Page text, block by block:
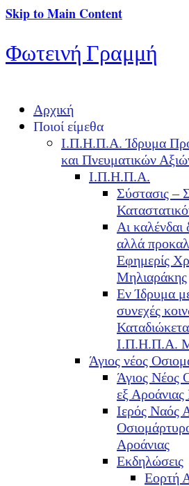
Skip to Main Content
Φωτεινή Γραμμή
Αρχική
Ποιοί είμεθα
Ι.Π.Η.Π.Α. Ίδρυμα
και Πνευματικών
Ι.Π.Η.Π.Α.
Σύστασις –
Αι καλένδαι
αλλά
Εφημερίς
Μηλιαράκης
Εν Ίδρυμα
συνεχές
Ι.Π.Η.Π.Α.
Άγιος νέος
Άγιος Νέος
εξ
Ιερός Ναός
Αροάνιας
Εκδηλώσεις
Εορτή